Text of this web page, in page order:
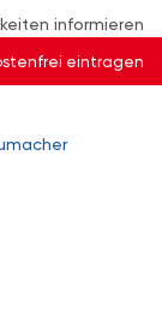
informieren
eintragen